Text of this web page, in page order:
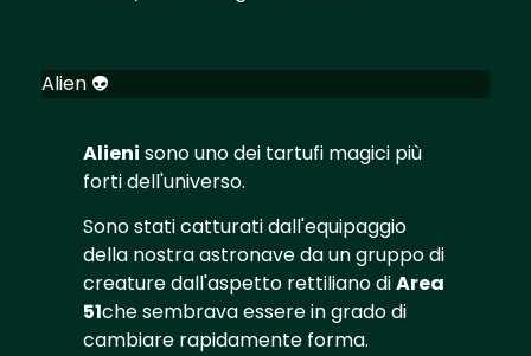
Alien 👽
Alieni sono uno dei tartufi magici più
forti dell'universo.
Sono stati catturati dall'equipaggio
della nostra astronave da un gruppo di
creature dall'aspetto rettiliano diArea
51che sembrava essere in grado di
cambiare rapidamente forma.